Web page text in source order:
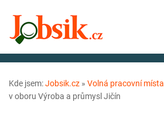
Kde jsem:Jobsik.cz » Volná pracovní místa
v oboru Výroba a průmysl Jičín